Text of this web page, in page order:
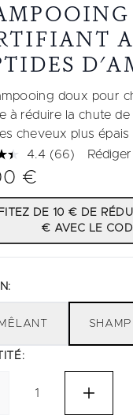
doux pour
à réduire la chute
cheveux plus épais
4.4 Lire
Lien
sur
la
même
page.
(66)
€
DE 10 € DE
€ AVEC LE